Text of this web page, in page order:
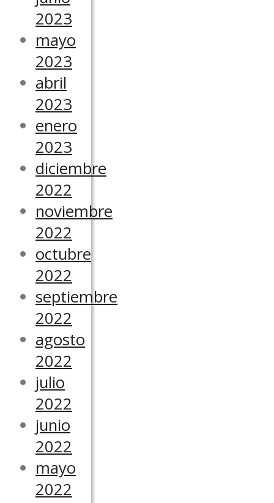
2023
mayo
2023
abril
2023
enero
2023
diciembre
2022
noviembre
2022
octubre
2022
septiembre
2022
agosto
2022
julio
2022
junio
2022
mayo
2022